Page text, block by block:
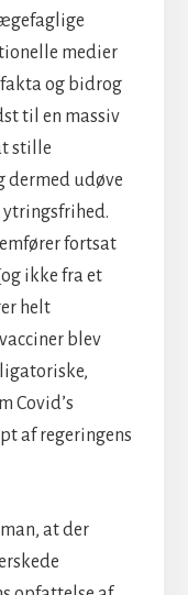
medier
og bidrog
til en massiv
stille
dermed udøve
fortsat
ikke fra et
helt
blev
Covid’s
af regeringens
at der